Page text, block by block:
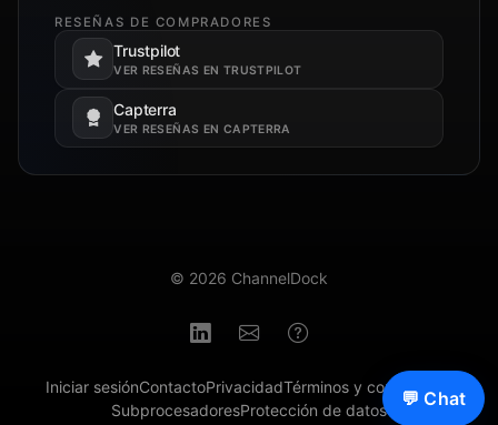
💬 Chat
RESEÑAS DE COMPRADORES
Trustpilot
VER RESEÑAS EN TRUSTPILOT
Se abre en una pestaña nueva.
Capterra
VER RESEÑAS EN CAPTERRA
Se abre en una pestaña nueva.
© 2026 ChannelDock
Iniciar sesiónContactoPrivacidadTérminos y condiciones
SubprocesadoresProtección de datos